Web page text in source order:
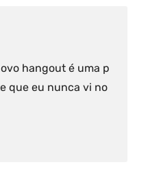
hangout é uma p
que eu nunca vi no